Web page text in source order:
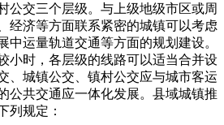
公交三个层级。与上级地级市区或周
经济等方面联系紧密的城镇可以考虑
中运量轨道交通等方面的规划建设。
小时，各层级的线路可以适当合并设
、城镇公交、镇村公交应与城市客运
公共交通应一体化发展。县域城镇推
列规定：